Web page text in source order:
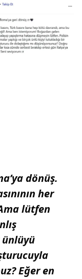
dönüş.
her
lütfen
Eğer en